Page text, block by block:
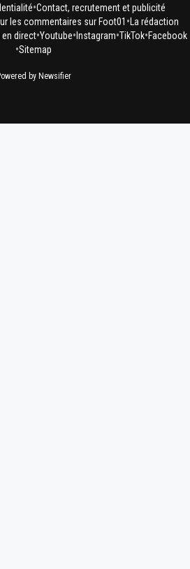
•Contact, recrutement et publicité
les commentaires sur Foot01 • La rédaction
en direct•Youtube• Instagram•TikTok•Facebook
•Sitemap
by Newsifier